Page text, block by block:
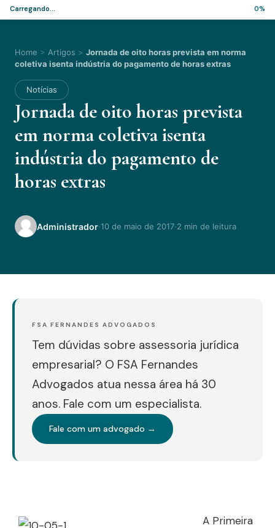
Home > Artigos > Jornada de oito horas prevista em norma
coletiva isenta indústria do pagamento de horas extras
Notícias
Jornada de oito horas prevista
em norma coletiva isenta
indústria do pagamento de
horas extras
Administrador·10 de maio de 2017·2 min de leitura
Carregando... 0%
FSA FERNANDES ADVOGADOS
Tem dúvidas sobre assessoria jurídica
empresarial? O FSA Fernandes
Advogados atua nessa área há 30
anos. Fale com um especialista.
Fale com um advogado →
A Primeira